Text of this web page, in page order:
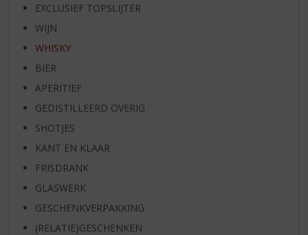
EXCLUSIEF TOPSLIJTER
WIJN
WHISKY
BIER
APERITIEF
GEDISTILLEERD OVERIG
SHOTJES
KANT EN KLAAR
FRISDRANK
GLASWERK
GESCHENKVERPAKKING
(RELATIE)GESCHENKEN